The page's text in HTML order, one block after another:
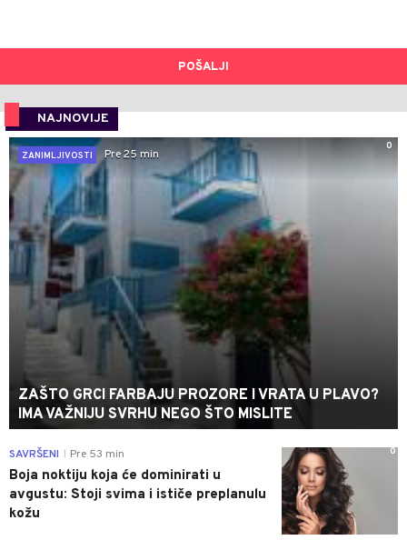
POŠALJI
NAJNOVIJE
0
ZANIMLJIVOSTI
Pre 25 min
ZAŠTO GRCI FARBAJU PROZORE I VRATA U PLAVO?
IMA VAŽNIJU SVRHU NEGO ŠTO MISLITE
0
SAVRŠENI Pre 53 min
Boja noktiju koja će dominirati u
avgustu: Stoji svima i ističe preplanulu
kožu